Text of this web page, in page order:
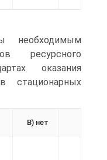
необходимым
ресурсного
оказания
стационарных
В) нет